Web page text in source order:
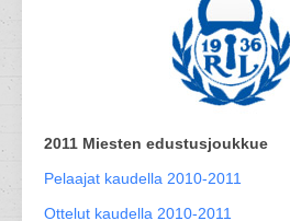
2011 Miesten edustusjoukkue
Pelaajat kaudella 2010-2011
Ottelut kaudella 2010-2011